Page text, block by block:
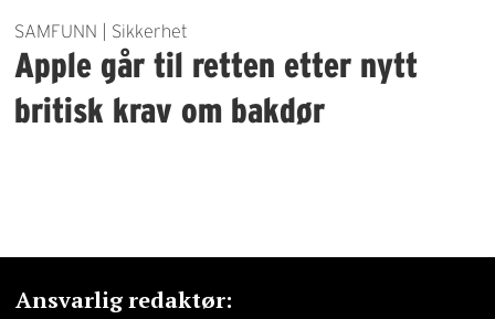
SAMFUNN | Sikkerhet
Apple går til retten etter nytt
britisk krav om bakdør
Ansvarlig redaktør: